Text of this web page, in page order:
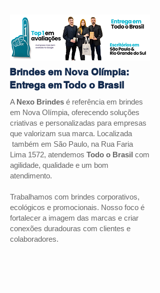
Brindes em Nova Olímpia:
Entrega em Todo o Brasil
A Nexo Brindes é referência em brindes
em Nova Olímpia, oferecendo soluções
criativas e personalizadas para empresas
que valorizam sua marca. Localizada
também em São Paulo, na Rua Faria
Lima 1572, atendemos Todo o Brasil com
agilidade, qualidade e um bom
atendimento.
Trabalhamos com brindes corporativos,
ecológicos e promocionais. Nosso foco é
fortalecer a imagem das marcas e criar
conexões duradouras com clientes e
colaboradores.